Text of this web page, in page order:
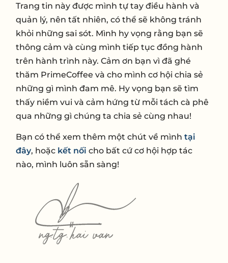
Trang tin này được mình tự tay điều hành và
quản lý, nên tất nhiên, có thể sẽ không tránh
khỏi những sai sót. Mình hy vọng rằng bạn sẽ
thông cảm và cùng mình tiếp tục đồng hành
trên hành trình này. Cảm ơn bạn vì đã ghé
thăm PrimeCoffee và cho mình cơ hội chia sẻ
những gì mình đam mê. Hy vọng bạn sẽ tìm
thấy niềm vui và cảm hứng từ mỗi tách cà phê
qua những gì chúng ta chia sẻ cùng nhau!
Bạn có thể xem thêm một chút về mìnhtại
đây, hoặc kết nối cho bất cứ cơ hội hợp tác
nào, mình luôn sẵn sàng!